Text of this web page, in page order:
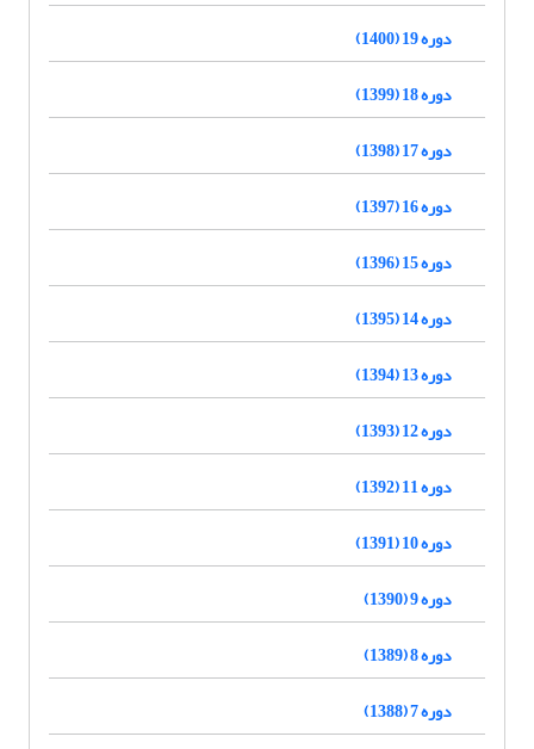
دوره 19 (1400)
دوره 18 (1399)
دوره 17 (1398)
دوره 16 (1397)
دوره 15 (1396)
دوره 14 (1395)
دوره 13 (1394)
دوره 12 (1393)
دوره 11 (1392)
دوره 10 (1391)
دوره 9 (1390)
دوره 8 (1389)
دوره 7 (1388)